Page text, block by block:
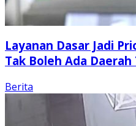
Layanan Dasar Jadi
Tak Boleh Ada
Berita